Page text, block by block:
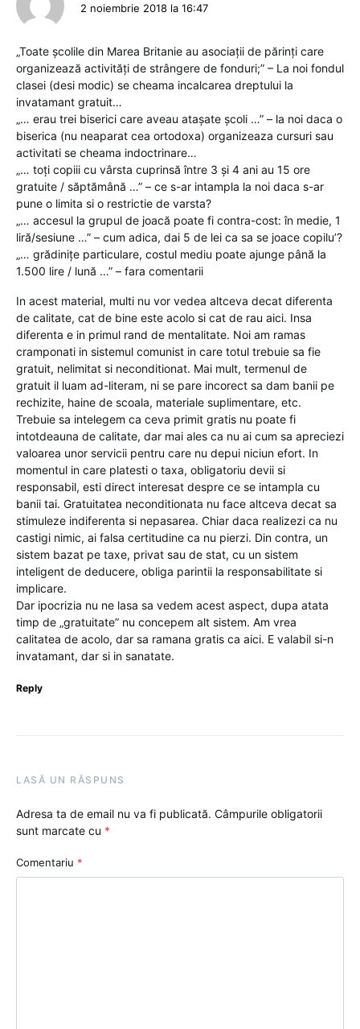
2 noiembrie 2018 la 16:47
„Toate școlile din Marea Britanie au asociații de părinți care
organizează activități de strângere de fonduri;” – La noi fondul
clasei (desi modic) se cheama incalcarea dreptului la
invatamant gratuit…
„… erau trei biserici care aveau atașate școli …” – la noi daca o
biserica (nu neaparat cea ortodoxa) organizeaza cursuri sau
activitati se cheama indoctrinare…
„… toți copiii cu vârsta cuprinsă între 3 și 4 ani au 15 ore
gratuite / săptămână …” – ce s-ar intampla la noi daca s-ar
pune o limita si o restrictie de varsta?
„… accesul la grupul de joacă poate fi contra-cost: în medie, 1
liră/sesiune …” – cum adica, dai 5 de lei ca sa se joace copilu’?
„… grădinițe particulare, costul mediu poate ajunge până la
1.500 lire / lună …” – fara comentarii
In acest material, multi nu vor vedea altceva decat diferenta
de calitate, cat de bine este acolo si cat de rau aici. Insa
diferenta e in primul rand de mentalitate. Noi am ramas
cramponati in sistemul comunist in care totul trebuie sa fie
gratuit, nelimitat si neconditionat. Mai mult, termenul de
gratuit il luam ad-literam, ni se pare incorect sa dam banii pe
rechizite, haine de scoala, materiale suplimentare, etc.
Trebuie sa intelegem ca ceva primit gratis nu poate fi
intotdeauna de calitate, dar mai ales ca nu ai cum sa apreciezi
valoarea unor servicii pentru care nu depui niciun efort. In
momentul in care platesti o taxa, obligatoriu devii si
responsabil, esti direct interesat despre ce se intampla cu
banii tai. Gratuitatea neconditionata nu face altceva decat sa
stimuleze indiferenta si nepasarea. Chiar daca realizezi ca nu
castigi nimic, ai falsa certitudine ca nu pierzi. Din contra, un
sistem bazat pe taxe, privat sau de stat, cu un sistem
inteligent de deducere, obliga parintii la responsabilitate si
implicare.
Dar ipocrizia nu ne lasa sa vedem acest aspect, dupa atata
timp de „gratuitate” nu concepem alt sistem. Am vrea
calitatea de acolo, dar sa ramana gratis ca aici. E valabil si-n
invatamant, dar si in sanatate.
Reply
LASĂ UN RĂSPUNS
Adresa ta de email nu va fi publicată. Câmpurile obligatorii
sunt marcate cu *
Comentariu *